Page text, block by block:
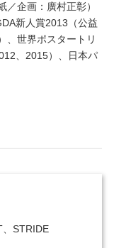
企画：廣村正彰）
新人賞2013（公益
、世界ポスタートリ
、2015）、日本パ
、STRIDE